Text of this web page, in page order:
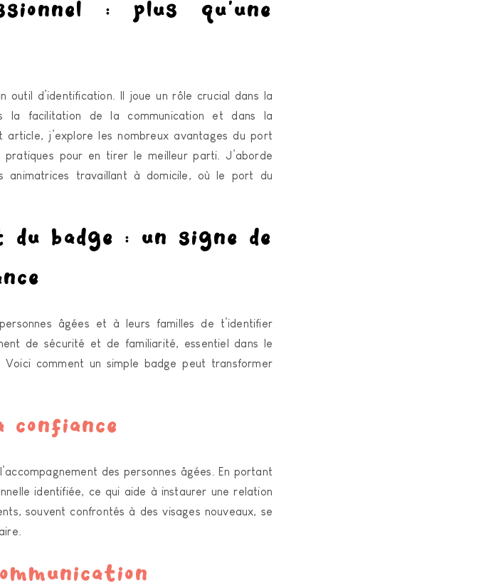
: plus qu'une
outil d’identification. Il joue un rôle crucial dans la
la facilitation de la communication et dans la
article, j’explore les nombreux avantages du port
pratiques pour en tirer le meilleur parti. J’aborde
animatrices travaillant à domicile, où le port du
badge : un signe de
âgées et à leurs familles de t’identifier
de sécurité et de familiarité, essentiel dans le
comment un simple badge peut transformer
confiance
des personnes âgées. En portant
identifiée, ce qui aide à instaurer une relation
souvent confrontés à des visages nouveaux, se